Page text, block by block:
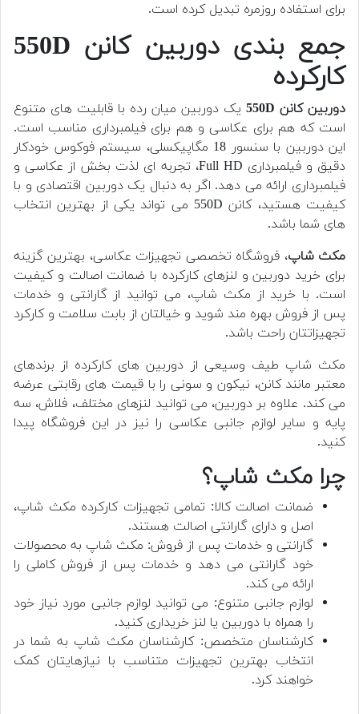
برای استفاده روزمره تبدیل کرده است.
جمع بندی دوربین کانن 550D
کارکرده
دوربین کانن 550D
یک دوربین میان رده با قابلیت های متنوع
است که هم برای عکاسی و هم برای فیلمبرداری مناسب است.
این دوربین با سنسور 18 مگاپیکسلی، سیستم فوکوس خودکار
دقیق و فیلمبرداری Full HD، تجربه ای لذت بخش از عکاسی و
فیلمبرداری ارائه می دهد. اگر به دنبال یک دوربین اقتصادی و با
کیفیت هستید، کانن 550D می تواند یکی از بهترین انتخاب
های شما باشد.
مکث شاپ، فروشگاه تخصصی تجهیزات عکاسی، بهترین گزینه
برای خرید دوربین و لنزهای کارکرده با ضمانت اصالت و کیفیت
است. با خرید از مکث شاپ، می توانید از گارانتی و خدمات
پس از فروش بهره مند شوید و خیالتان از بابت سلامت و کارکرد
تجهیزاتتان راحت باشد.
مکث شاپ طیف وسیعی از دوربین های کارکرده از برندهای
معتبر مانند کانن، نیکون و سونی را با قیمت های رقابتی عرضه
می کند. علاوه بر دوربین، می توانید لنزهای مختلف، فلاش، سه
پایه و سایر لوازم جانبی عکاسی را نیز در این فروشگاه پیدا
کنید.
چرا مکث شاپ؟
ضمانت اصالت کالا: تمامی تجهیزات کارکرده مکث شاپ،
اصل و دارای گارانتی اصالت هستند.
گارانتی و خدمات پس از فروش: مکث شاپ به محصولات
خود گارانتی می دهد و خدمات پس از فروش کاملی را
ارائه می کند.
لوازم جانبی متنوع: می توانید لوازم جانبی مورد نیاز خود
را همراه با دوربین یا لنز خریداری کنید.
کارشناسان متخصص: کارشناسان مکث شاپ به شما در
انتخاب بهترین تجهیزات متناسب با نیازهایتان کمک
خواهند کرد.